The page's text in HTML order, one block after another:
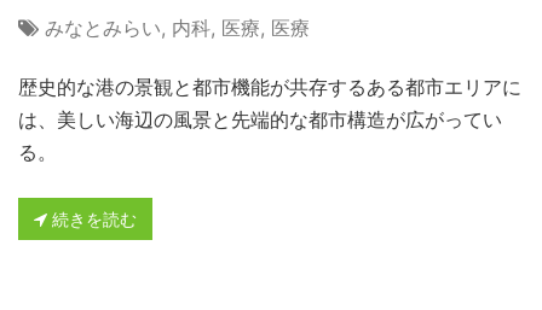
みなとみらい, 内科, 医療, 医療
歴史的な港の景観と都市機能が共存するある都市エリアに
は、美しい海辺の風景と先端的な都市構造が広がってい
る。
続きを読む